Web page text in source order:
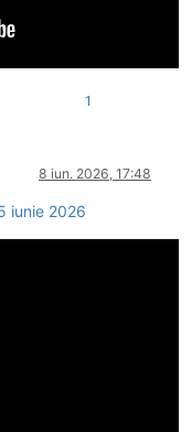
1
8 iun. 2026, 17:48
iunie 2026